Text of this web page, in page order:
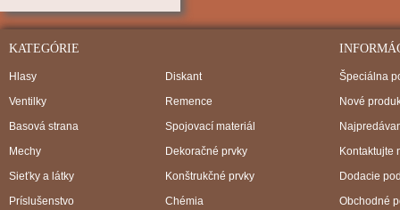
KATEGÓRIE
Hlasy
Ventilky
Diskant
Remence
Basová strana
Mechy
Spojovací materiál
Dekoračné prvky
Sieťky a látky
Príslušenstvo
Konštrukčné prvky
Chémia
Špeciálna
Nové
Kontaktujte
Dodacie
Obchodné